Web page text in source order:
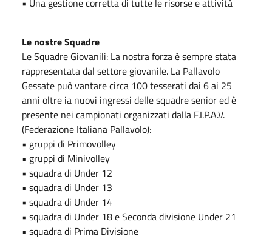
• Una gestione corretta di tutte le risorse e attività
Le nostre Squadre
Le Squadre Giovanili: La nostra forza è sempre stata
rappresentata dal settore giovanile. La Pallavolo
Gessate può vantare circa 100 tesserati dai 6 ai 25
anni oltre ia nuovi ingressi delle squadre senior ed è
presente nei campionati organizzati dalla F.I.P.A.V.
(Federazione Italiana Pallavolo):
• gruppi di Primovolley
• gruppi di Minivolley
• squadra di Under 12
• squadra di Under 13
• squadra di Under 14
• squadra di Under 18 e Seconda divisione Under 21
• squadra di Prima Divisione